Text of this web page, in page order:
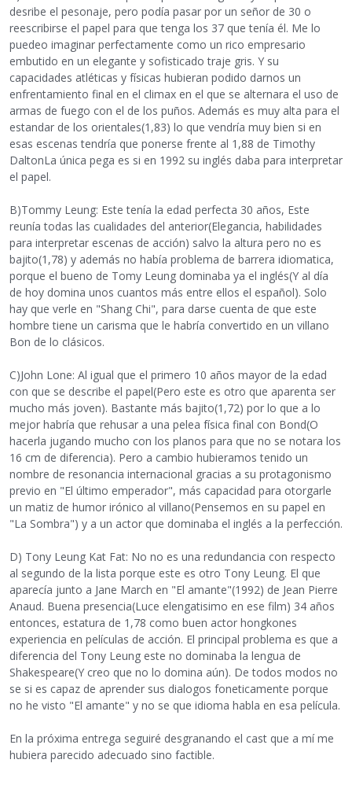
desribe el pesonaje, pero podía pasar por un señor de 30 o
reescribirse el papel para que tenga los 37 que tenía él. Me lo
puedeo imaginar perfectamente como un rico empresario
embutido en un elegante y sofisticado traje gris. Y su
capacidades atléticas y físicas hubieran podido darnos un
enfrentamiento final en el climax en el que se alternara el uso de
armas de fuego con el de los puños. Además es muy alta para el
estandar de los orientales(1,83) lo que vendría muy bien si en
esas escenas tendría que ponerse frente al 1,88 de Timothy
DaltonLa única pega es si en 1992 su inglés daba para interpretar
el papel.
B)Tommy Leung: Este tenía la edad perfecta 30 años, Este
reunía todas las cualidades del anterior(Elegancia, habilidades
para interpretar escenas de acción) salvo la altura pero no es
bajito(1,78) y además no había problema de barrera idiomatica,
porque el bueno de Tomy Leung dominaba ya el inglés(Y al día
de hoy domina unos cuantos más entre ellos el español). Solo
hay que verle en "Shang Chi", para darse cuenta de que este
hombre tiene un carisma que le habría convertido en un villano
Bon de lo clásicos.
C)John Lone: Al igual que el primero 10 años mayor de la edad
con que se describe el papel(Pero este es otro que aparenta ser
mucho más joven). Bastante más bajito(1,72) por lo que a lo
mejor habría que rehusar a una pelea física final con Bond(O
hacerla jugando mucho con los planos para que no se notara los
16 cm de diferencia). Pero a cambio hubieramos tenido un
nombre de resonancia internacional gracias a su protagonismo
previo en "El último emperador", más capacidad para otorgarle
un matiz de humor irónico al villano(Pensemos en su papel en
"La Sombra") y a un actor que dominaba el inglés a la perfección.
D) Tony Leung Kat Fat: No no es una redundancia con respecto
al segundo de la lista porque este es otro Tony Leung. El que
aparecía junto a Jane March en "El amante"(1992) de Jean Pierre
Anaud. Buena presencia(Luce elengatisimo en ese film) 34 años
entonces, estatura de 1,78 como buen actor hongkones
experiencia en películas de acción. El principal problema es que a
diferencia del Tony Leung este no dominaba la lengua de
Shakespeare(Y creo que no lo domina aún). De todos modos no
se si es capaz de aprender sus dialogos foneticamente porque
no he visto "El amante" y no se que idioma habla en esa película.
En la próxima entrega seguiré desgranando el cast que a mí me
hubiera parecido adecuado sino factible.